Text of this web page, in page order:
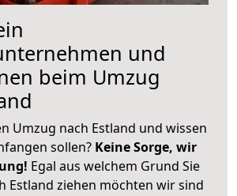
und
beim Umzug
Umzug nach Estland und wissen
sollen? Keine Sorge, wir
Egal aus welchem Grund Sie
Estland ziehen möchten wir sind